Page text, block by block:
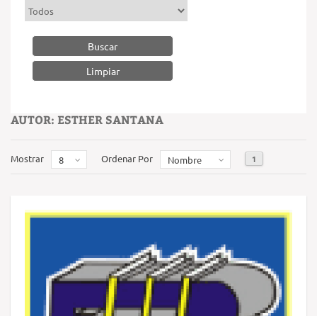
Buscar
AUTOR: ESTHER SANTANA
Mostrar 8 Ordenar Por Nombre 1